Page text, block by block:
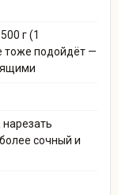
г (1
тоже подойдёт —
сочный и